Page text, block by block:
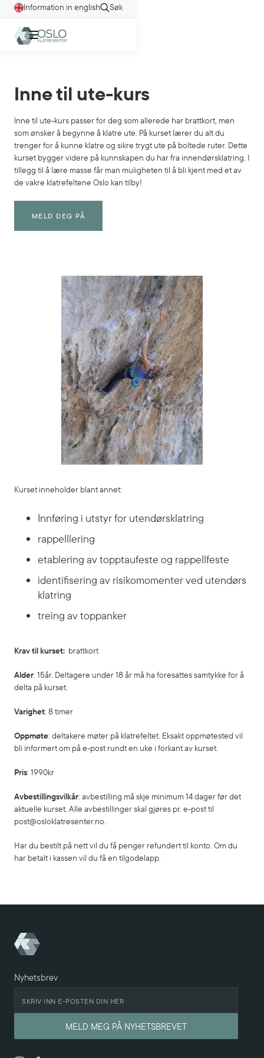
Information in english Søk
Inne til ute-kurs
Inne til ute-kurs passer for deg som allerede har brattkort, men
som ønsker å begynne å klatre ute. På kurset lærer du alt du
trenger for å kunne klatre og sikre trygt ute på boltede ruter. Dette
kurset bygger videre på kunnskapen du har fra innendørsklatring. I
tillegg til å lære masse får man muligheten til å bli kjent med et av
de vakre klatrefeltene Oslo kan tilby!
MELD DEG PÅ
Kurset inneholder blant annet:
Innføring i utstyr for utendørsklatring
rappelllering
etablering av topptaufeste og rappellfeste
identifisering av risikomomenter ved utendørs
klatring
treing av toppanker
Krav til kurset: brattkort
Alder: 15år. Deltagere under 18 år må ha foresattes samtykke for å
delta på kurset.
Varighet: 8 timer
Oppmøte: deltakere møter på klatrefeltet. Eksakt oppmøtested vil
bli informert om på e-post rundt en uke i forkant av kurset.
Pris: 1990kr
Avbestillingsvilkår: avbestilling må skje minimum 14 dager før det
aktuelle kurset. Alle avbestillinger skal gjøres pr. e-post til
post@osloklatresenter.no.
Har du bestilt på nett vil du få penger refundert til konto. Om du
har betalt i kassen vil du få en tilgodelapp.
Nyhetsbrev